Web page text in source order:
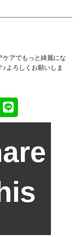
ケアでもっと綺麗にな
よろしくお願いしま